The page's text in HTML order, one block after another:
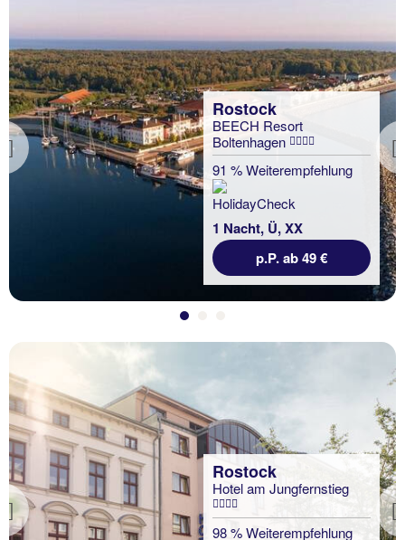
Previous
Rostock
BEECH Resort
Boltenhagen
91 % Weiterempfehlung
1 Nacht, Ü, XX
p.P. ab 49 €
Previous
Rostock
Hotel am Jungfernstieg
98 % Weiterempfehlung